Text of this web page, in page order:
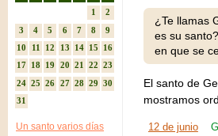
¿Te llamas
es su
en que se
El santo de
mostramos
12 de junio
1
2
3
4 5 6 7 8
9
10
11 12 13 14 15
16
17 18 19 20 21 22
23
24 25 26 27 28 29
30
31
Un santo varios días